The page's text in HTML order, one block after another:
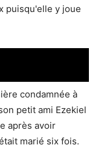
puisqu'elle y joue
condamnée à
petit ami Ezekiel
après avoir
marié six fois.